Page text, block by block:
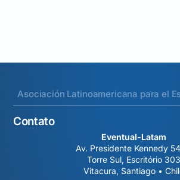
Asociación Latinoamericana para el
Contato
Eventual-Latam
Av. Presidente Kennedy
Torre Sul, Escritório 303
Vitacura, Santiago •